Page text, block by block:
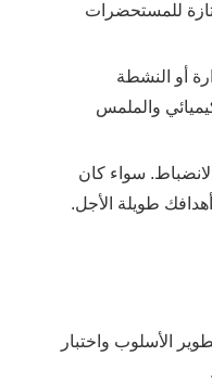
للمستحضرات
أو النشطة
والملمس
سواء كان
طويلة الأجل.
الأسلوب واختبار